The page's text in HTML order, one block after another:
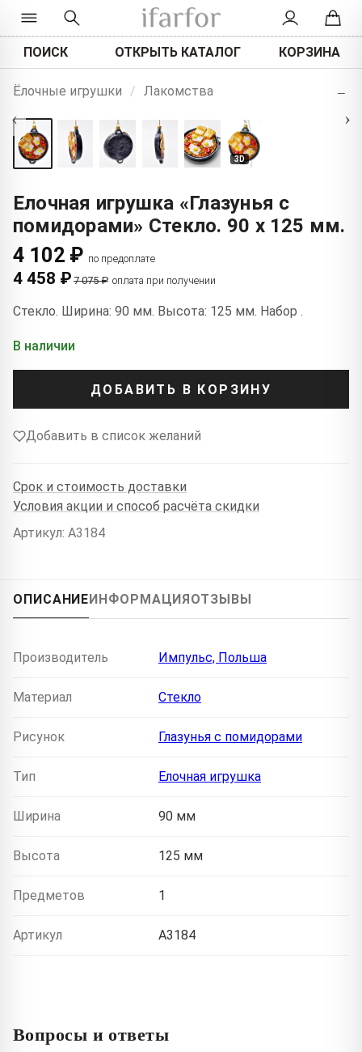
ПОИСК ОТКРЫТЬ КАТАЛОГ КОРЗИНА
Ёлочные игрушки / Лакомства
‹ ›
+
−
3D
Елочная игрушка «Глазунья с
помидорами» Стекло. 90 x 125 мм.
4 102 ₽ по предоплате
4 458 ₽ 7 075 ₽ оплата при получении
Стекло. Ширина: 90 мм. Высота: 125 мм. Набор .
В наличии
ДОБАВИТЬ В КОРЗИНУ
Добавить в список желаний
Срок и стоимость доставки
Условия акции и способ расчёта скидки
Артикул: A3184
ОПИСАНИЕ ИНФОРМАЦИЯ ОТЗЫВЫ
Производитель Импульс, Польша
Материал Стекло
Рисунок Глазунья с помидорами
Тип Елочная игрушка
Ширина 90 мм
Высота 125 мм
Предметов 1
Артикул A3184
Вопросы и ответы